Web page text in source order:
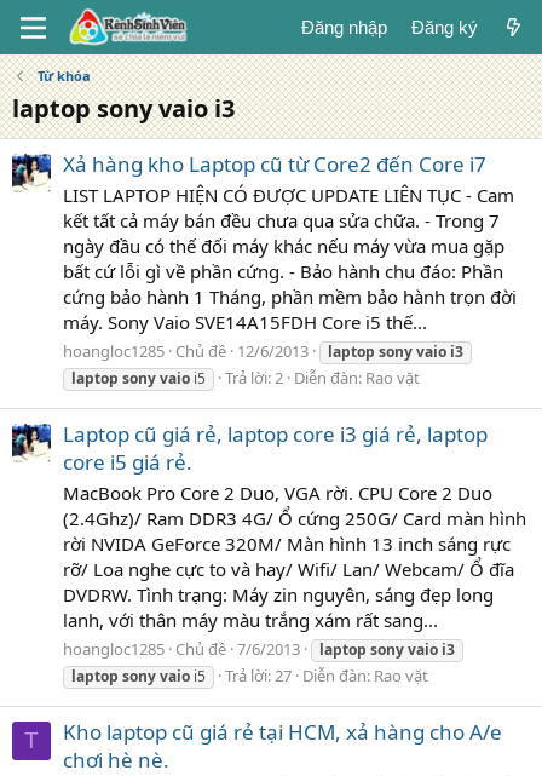
Đăng nhập Đăng ký
Từ khóa
laptop sony vaio i3
Xả hàng kho Laptop cũ từ Core2 đến Core i7
LIST LAPTOP HIỆN CÓ ĐƯỢC UPDATE LIÊN TỤC - Cam
kết tất cả máy bán đều chưa qua sửa chữa. - Trong 7
ngày đầu có thế đối máy khác nếu máy vừa mua gặp
bất cứ lỗi gì về phần cứng. - Bảo hành chu đáo: Phần
cứng bảo hành 1 Tháng, phần mềm bảo hành trọn đời
máy. Sony Vaio SVE14A15FDH Core i5 thế...
hoangloc1285 Chủ đề 12/6/2013 laptop sonyvaio i3
laptop sonyvaio i5 Trả lời: 2 Diễn đàn: Rao vặt
Laptop cũ giá rẻ, laptop core i3 giá rẻ, laptop
core i5 giá rẻ.
MacBook Pro Core 2 Duo, VGA rời. CPU Core 2 Duo
(2.4Ghz)/ Ram DDR3 4G/ Ổ cứng 250G/ Card màn hình
rời NVIDA GeForce 320M/ Màn hình 13 inch sáng rực
rỡ/ Loa nghe cực to và hay/ Wifi/ Lan/ Webcam/ Ổ đĩa
DVDRW. Tình trạng: Máy zin nguyên, sáng đẹp long
lanh, với thân máy màu trắng xám rất sang...
hoangloc1285 Chủ đề 7/6/2013 laptop sonyvaio i3
laptop sonyvaio i5 Trả lời: 27 Diễn đàn: Rao vặt
T
Kho laptop cũ giá rẻ tại HCM, xả hàng cho A/e
chơi hè nè.